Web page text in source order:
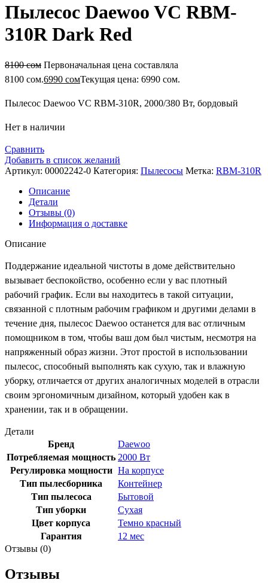
Пылесос Daewoo VC RBM-
310R Dark Red
8100сом Первоначальная цена составляла
8100 сом.6990 сомТекущая цена: 6990 сом.
Пылесос Daewoo VC RBM-310R, 2000/380 Вт, бордовый
Нет в наличии
Сравнить
Добавить в список желаний
Артикул: 00002242-0 Категория: Пылесосы Метка: RBM-310R
Описание
Детали
Отзывы (0)
Информация о доставке
Описание
Поддержание идеальной чистоты в доме действительно
вызывает беспокойство, особенно если у вас плотный
рабочий график. Если вы находитесь в такой ситуации,
связанной с плотным рабочим графиком и другими делами в
течение дня, пылесос Daewoo останется для вас отличным
помощником в том, чтобы ваш дом был чистым, несмотря на
напряженный образ жизни. Этот простой в использовании
пылесос, способный выполнять как сухую, так и влажную
уборку, отличается от других аналогичных моделей в отрасли
своим эргономичным дизайном, который удобен как в
хранении, так и в обращении.
Детали
Бренд
Daewoo
Потребляемая мощность 2000 Вт
Регулировка мощности На корпусе
Тип пылесборника
Контейнер
Тип пылесоса
Бытовой
Тип уборки
Сухая
Цвет корпуса
Темно красный
Гарантия
12 мес
Отзывы (0)
Отзывы